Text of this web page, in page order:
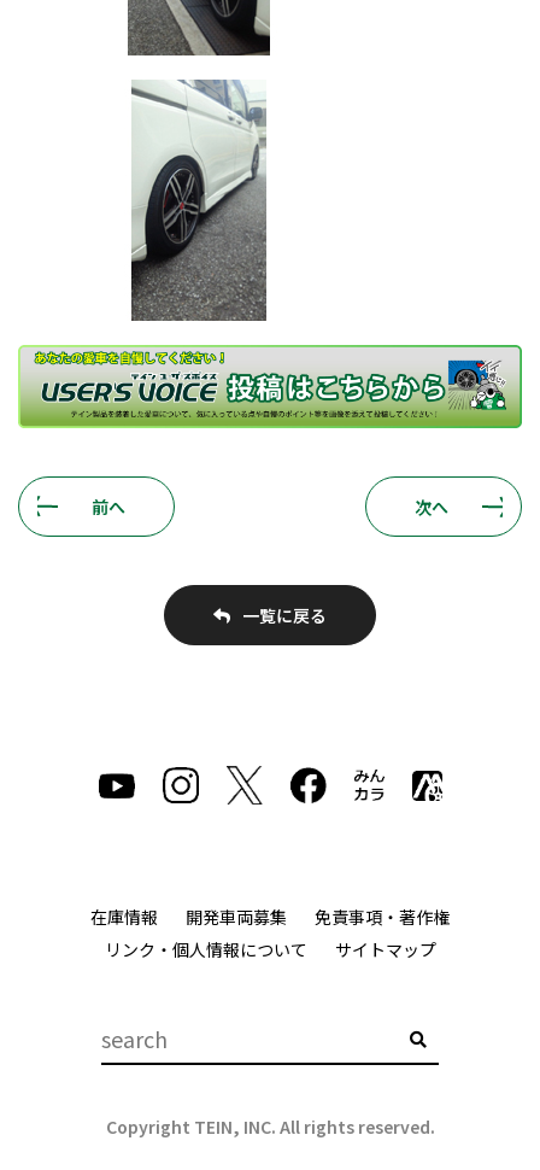
前へ 次へ
一覧に戻る
在庫情報 開発車両募集
免責事項・著作権
リンク・個人情報について
サイトマップ
Copyright TEIN, INC. All rights reserved.